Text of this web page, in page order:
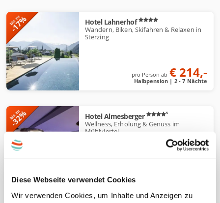
Diese Webseite verwendet Cookies
Wir verwenden Cookies, um Inhalte und Anzeigen zu
A
n
g
e
b
o
t
Hotel Lahnerhof
Wandern, Biken, Skifahren & Relaxen in
Sterzing
pro Person ab € 214,-
Halbpension | 2 - 7 Nächte
bis zu
-17%
Hotel Almesberger s
Wellness, Erholung & Genuss im
Mühlviertel
bis zu
-32%